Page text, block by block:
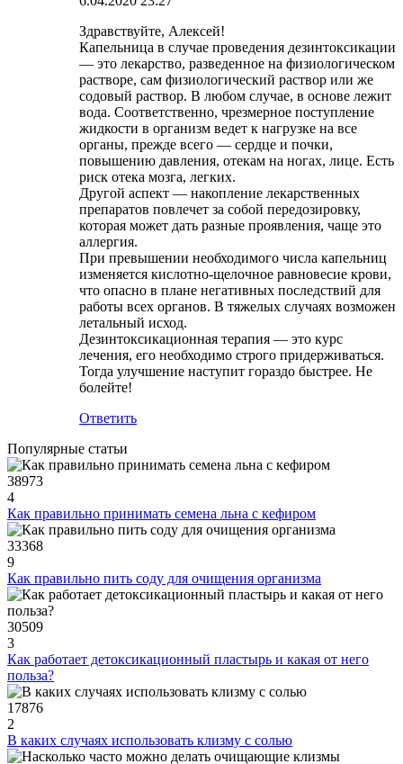
Здравствуйте, Алексей!
Капельница в случае проведения дезинтоксикации
— это лекарство, разведенное на физиологическом
растворе, сам физиологический раствор или же
содовый раствор. В любом случае, в основе лежит
вода. Соответственно, чрезмерное поступление
жидкости в организм ведет к нагрузке на все
органы, прежде всего — сердце и почки,
повышению давления, отекам на ногах, лице. Есть
риск отека мозга, легких.
Другой аспект — накопление лекарственных
препаратов повлечет за собой передозировку,
которая может дать разные проявления, чаще это
аллергия.
При превышении необходимого числа капельниц
изменяется кислотно-щелочное равновесие крови,
что опасно в плане негативных последствий для
работы всех органов. В тяжелых случаях возможен
летальный исход.
Дезинтоксикационная терапия — это курс
лечения, его необходимо строго придерживаться.
Тогда улучшение наступит гораздо быстрее. Не
болейте!
Ответить
Популярные статьи
38973
4
Как правильно принимать семена льна с кефиром
33368
9
Как правильно пить соду для очищения организма
30509
3
Как работает детоксикационный пластырь и какая от него
польза?
17876
2
В каких случаях использовать клизму с солью